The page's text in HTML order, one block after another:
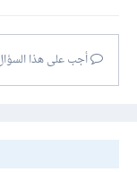
أجب على هذا